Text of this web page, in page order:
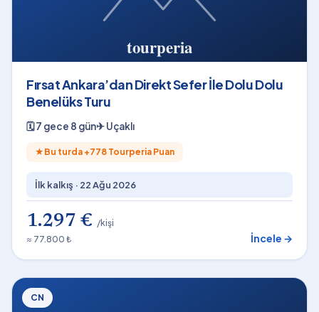
Fırsat Ankara’dan Direkt Sefer İle Dolu Dolu
Benelüks Turu
🗓7 gece 8 gün✈Uçaklı
★ Bu turda +778 Tourperia Puan
İlk kalkış · 22 Ağu 2026
1.297 € /kişi
≈ 77.800 ₺
İncele →
CN